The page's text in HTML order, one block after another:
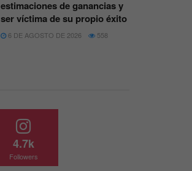
estimaciones de ganancias y
ser víctima de su propio éxito
6 DE AGOSTO DE 2026 558
4.7k
Followers